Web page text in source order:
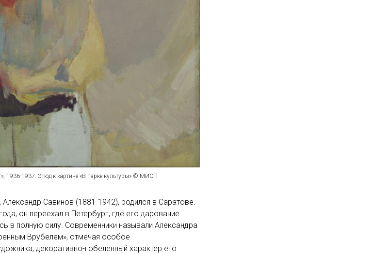
1936-1937. Этюд к картине «В парке культуры» © МИСП
Александр Савинов (1881-1942), родился в Саратове.
он переехал в Петербург, где его дарование
в полную силу. Современники называли Александра
Врубелем», отмечая особое
декоративно-гобеленный характер его